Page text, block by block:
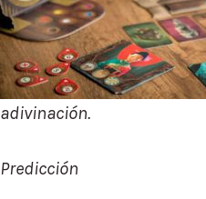
adivinación.
Predicción